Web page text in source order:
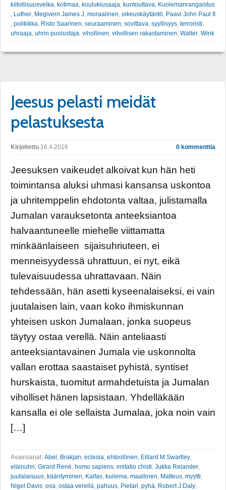
kiitollisuusvelka kotimaa koulukiusaaja kuntouttava Kuolemanrangaistus
Luther Megivern James J moraalinen oikeuskäytäntö Paavi John Paul II
politiikka Risto Saarinen seuraaminen sovittava syyllisyys terroristi
uhraaja uhrin puolustaja vihollinen vihollisen rakastaminen Walter Wink
Jeesus pelasti meidät
pelastuksesta
Kirjoitettu 16.4.2016 0 kommenttia
Jeesuksen vaikeudet alkoivat kun hän heti
toimintansa aluksi uhmasi kansansa uskontoa
ja uhritemppelin ehdotonta valtaa, julistamalla
Jumalan varauksetonta anteeksiantoa
halvaantuneelle miehelle viittamatta
minkäänlaiseen sijaisuhriuteen, ei
menneisyydessä uhrattuun, ei nyt, eikä
tulevaisuudessa uhrattavaan. Näin
tehdessään, hän asetti kyseenalaiseksi, ei vain
juutalaisen lain, vaan koko ihmiskunnan
yhteisen uskon Jumalaan, jonka suopeus
täytyy ostaa verellä. Näin anteliaasti
anteeksiantavainen Jumala vie uskonnolta
vallan erottaa saastaiset pyhistä, syntiset
hurskaista, tuomitut armahdetuista ja Jumalan
viholliset hänen lapsistaan. Yhdelläkään
kansalla ei ole sellaista Jumalaa, joka noin vain
[…]
Avainsanat: Abel , Brakjan, eclesia, ehtoollinen, Eillard M Swartley,
eläinuhri, Girard René, homo sapiens, imitatio chisti, Jukka Relander,
juutalaisuus, kääntyminen, Kaifas, kuilema, maallinen, Matteus, myytti,
Nigel Davis, osa, ostaa verellä, pahuus, Pietari, pyhä, Robert J Daly,